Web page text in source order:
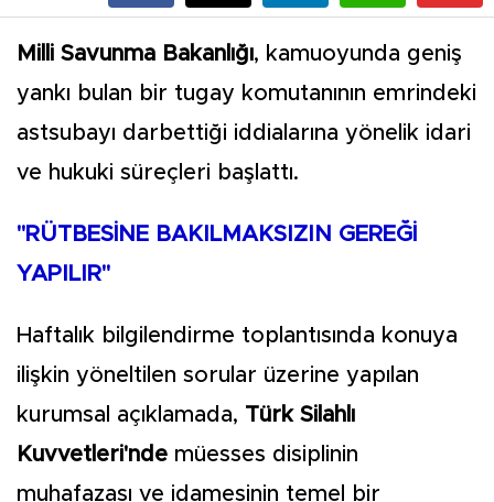
Milli Savunma Bakanlığı, kamuoyunda geniş
yankı bulan bir tugay komutanının emrindeki
astsubayı darbettiği iddialarına yönelik idari
ve hukuki süreçleri başlattı.
"RÜTBESİNE BAKILMAKSIZIN GEREĞİ
YAPILIR"
Haftalık bilgilendirme toplantısında konuya
ilişkin yöneltilen sorular üzerine yapılan
kurumsal açıklamada, Türk Silahlı
Kuvvetleri'nde müesses disiplinin
muhafazası ve idamesinin temel bir